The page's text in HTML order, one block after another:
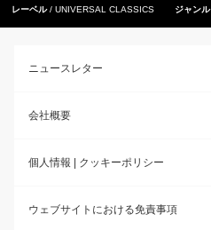
レーベル UNIVERSAL CLASSICS ジャンル
ニュースレター
会社概要
個人情報 | クッキーポリシー
ウェブサイトにおける免責事項